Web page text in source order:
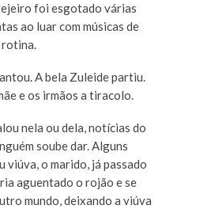
foi esgotado várias
ao luar com músicas de
A bela Zuleide partiu.
e os irmãos a tiracolo.
nela ou dela, notícias do
soube dar. Alguns
viúva, o marido, já passado
aguentado o rojão e se
mundo, deixando a viúva